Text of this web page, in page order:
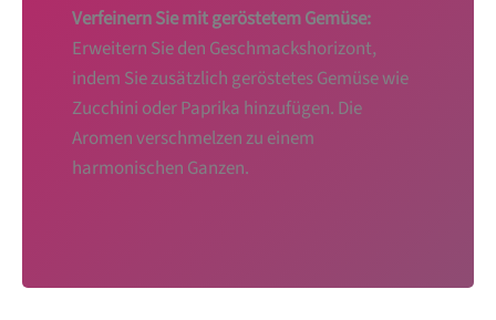
Verfeinern Sie mit geröstetem Gemüse:
Erweitern Sie den Geschmackshorizont,
indem Sie zusätzlich geröstetes Gemüse wie
Zucchini oder Paprika hinzufügen. Die
Aromen verschmelzen zu einem
harmonischen Ganzen.